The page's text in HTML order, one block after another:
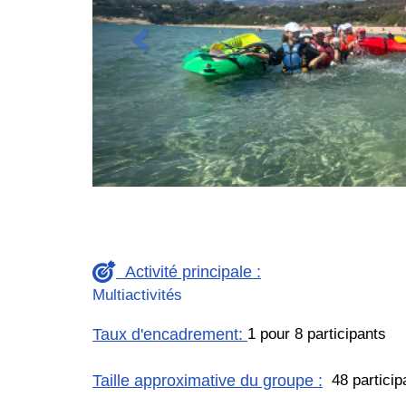
Activité principale :
Multiactivités
Taux d'encadrement: 1 pour 8 participants
Taille approximative du groupe : 48